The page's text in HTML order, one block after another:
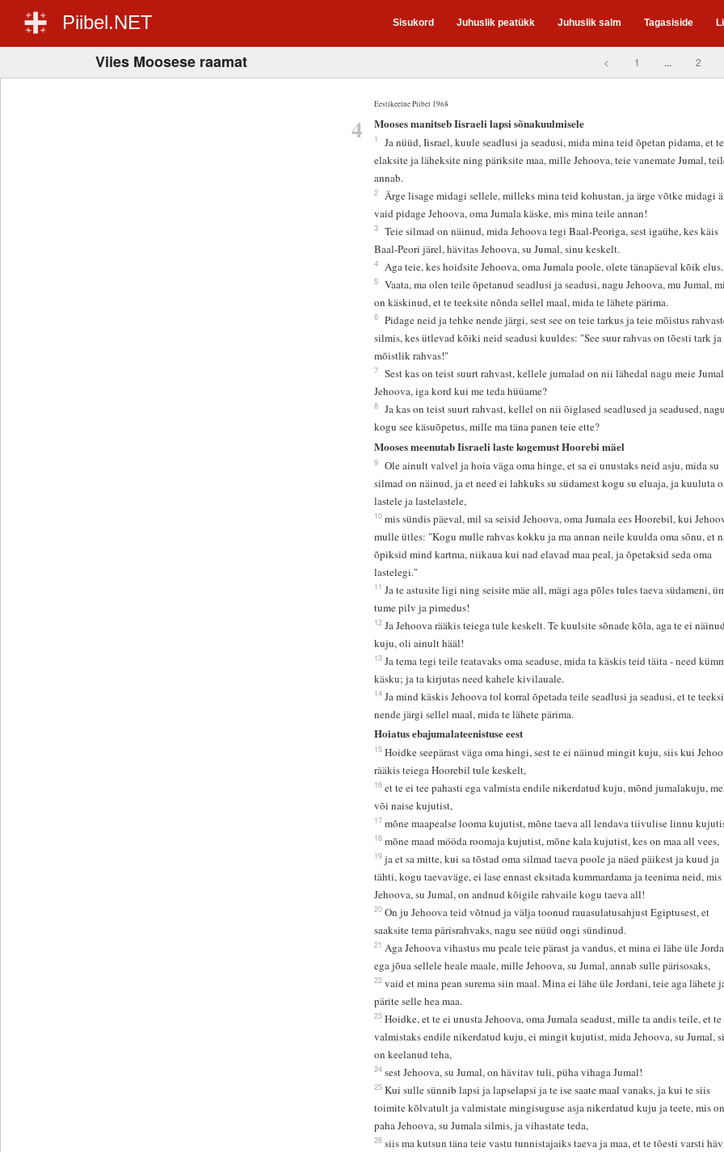
Piibel.NET Sisukord Juhuslik peatükk Juhuslik salm Tagasiside
Viies Moosese raamat < 1 ... 2
Eestikeelne Piibel 1968
4 Mooses manitseb Iisraeli lapsi sõnakuulmisele
1
Ja nüüd, Iisrael, kuule seadlusi ja seadusi, mida mina teid õpetan pidama, et te
elaksite ja läheksite ning päriksite maa, mille Jehoova, teie vanemate Jumal,
annab.
2
Ärge lisage midagi sellele, milleks mina teid kohustan, ja ärge võtke midagi
vaid pidage Jehoova, oma Jumala käske, mis mina teile annan!
3
Teie silmad on näinud, mida Jehoova tegi Baal-Peoriga, sest igaühe, kes käis
Baal-Peori järel, hävitas Jehoova, su Jumal, sinu keskelt.
4 Aga teie, kes hoidsite Jehoova, oma Jumala poole, olete tänapäeval kõik elus.
5
Vaata, ma olen teile õpetanud seadlusi ja seadusi, nagu Jehoova, mu Jumal,
on käskinud, et te teeksite nõnda sellel maal, mida te lähete pärima.
6
Pidage neid ja tehke nende järgi, sest see on teie tarkus ja teie mõistus
silmis, kes ütlevad kõiki neid seadusi kuuldes: "See suur rahvas on tõesti tark ja
mõistlik rahvas!"
7
Sest kas on teist suurt rahvast, kellele jumalad on nii lähedal nagu meie Jumal
Jehoova, iga kord kui me teda hüüame?
8
Ja kas on teist suurt rahvast, kellel on nii õiglased seadlused ja seadused, nagu
kogu see käsuõpetus, mille ma täna panen teie ette?
Mooses meenutab Iisraeli laste kogemust Hoorebi mäel
9
Ole ainult valvel ja hoia väga oma hinge, et sa ei unustaks neid asju, mida su
silmad on näinud, ja et need ei lahkuks su südamest kogu su eluaja, ja kuuluta
lastele ja lastelastele,
10 mis sündis päeval, mil sa seisid Jehoova, oma Jumala ees Hoorebil, kui
mulle ütles: "Kogu mulle rahvas kokku ja ma annan neile kuulda oma sõnu, et
õpiksid mind kartma, niikaua kui nad elavad maa peal, ja õpetaksid seda oma
lastelegi."
11 Ja te astusite ligi ning seisite mäe all, mägi aga põles tules taeva südameni,
tume pilv ja pimedus!
12 Ja Jehoova rääkis teiega tule keskelt. Te kuulsite sõnade kõla, aga te ei
kuju, oli ainult hääl!
13 Ja tema tegi teile teatavaks oma seaduse, mida ta käskis teid täita - need
käsku; ja ta kirjutas need kahele kivilauale.
14 Ja mind käskis Jehoova tol korral õpetada teile seadlusi ja seadusi, et te
nende järgi sellel maal, mida te lähete pärima.
Hoiatus ebajumalateenistuse eest
15 Hoidke seepärast väga oma hingi, sest te ei näinud mingit kuju, siis kui
rääkis teiega Hoorebil tule keskelt,
16 et te ei tee pahasti ega valmista endile nikerdatud kuju, mõnd jumalakuju,
või naise kujutist,
17 mõne maapealse looma kujutist, mõne taeva all lendava tiivulise linnu
18 mõne maad mööda roomaja kujutist, mõne kala kujutist, kes on maa all vees,
19 ja et sa mitte, kui sa tõstad oma silmad taeva poole ja näed päikest ja kuud ja
tähti, kogu taevaväge, ei lase ennast eksitada kummardama ja teenima neid, mis
Jehoova, su Jumal, on andnud kõigile rahvaile kogu taeva all!
20 On ju Jehoova teid võtnud ja välja toonud rauasulatusahjust Egiptusest, et
saaksite tema pärisrahvaks, nagu see nüüd ongi sündinud.
21 Aga Jehoova vihastus mu peale teie pärast ja vandus, et mina ei lähe üle
ega jõua sellele heale maale, mille Jehoova, su Jumal, annab sulle pärisosaks,
22 vaid et mina pean surema siin maal. Mina ei lähe üle Jordani, teie aga lähete
pärite selle hea maa.
23 Hoidke, et te ei unusta Jehoova, oma Jumala seadust, mille ta andis teile, et te
valmistaks endile nikerdatud kuju, ei mingit kujutist, mida Jehoova, su Jumal,
on keelanud teha,
24 sest Jehoova, su Jumal, on hävitav tuli, püha vihaga Jumal!
25 Kui sulle sünnib lapsi ja lapselapsi ja te ise saate maal vanaks, ja kui te siis
toimite kõlvatult ja valmistate mingisuguse asja nikerdatud kuju ja teete, mis on
paha Jehoova, su Jumala silmis, ja vihastate teda,
26 siis ma kutsun täna teie vastu tunnistajaiks taeva ja maa, et te tõesti varsti